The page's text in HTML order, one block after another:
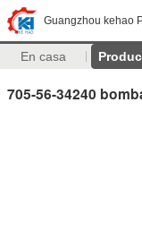
Guangzhou kehao
En casa
705-56-34240